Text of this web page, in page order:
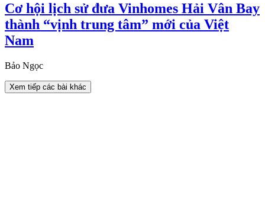
Cơ hội lịch sử đưa Vinhomes Hải Vân Bay
thành “vịnh trung tâm” mới của Việt
Nam
Bảo Ngọc
Xem tiếp các bài khác